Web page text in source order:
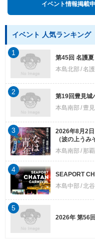
イベント情報掲載
イベント 人気ランキング
第45回 名護夏
本島北部 名
1
第19回豊見城
本島南部
豊
2
2026年8月2
（波の上うみ
本島南部
那
3
SEAPORT
本島中部 北
4
2026年 第56
5